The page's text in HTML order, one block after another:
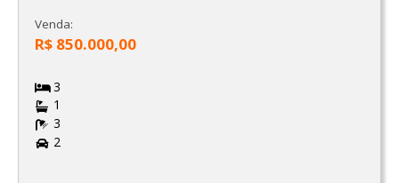
Venda:
R$ 850.000,00
3
1
3
2